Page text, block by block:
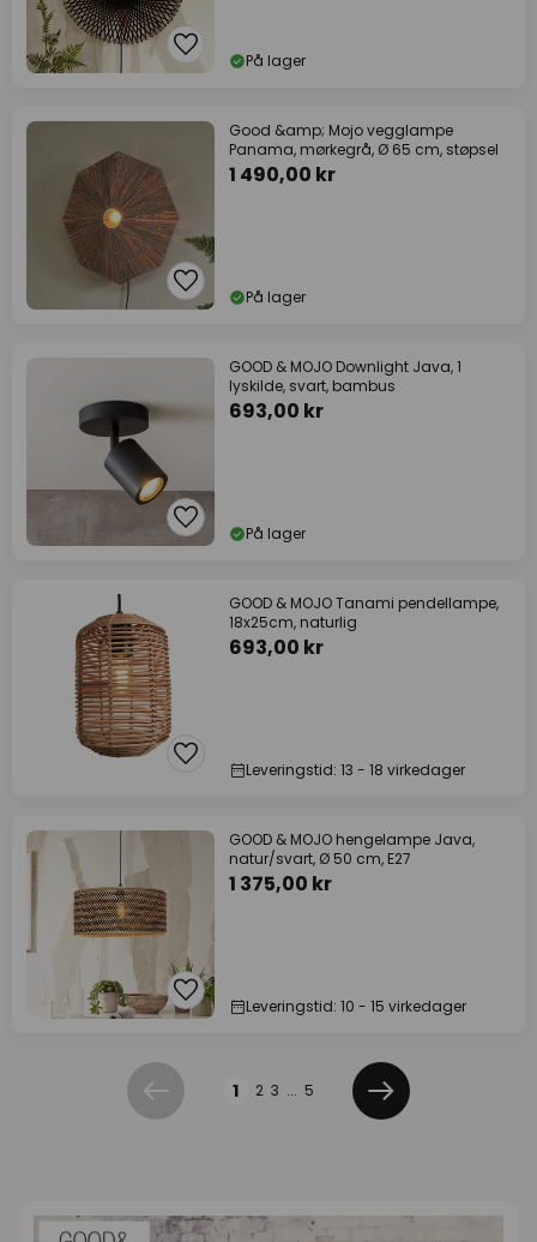
På lager
Good &amp; Mojo vegglampe
Panama, mørkegrå, Ø 65 cm, støpsel
1 490,00 kr
På lager
GOOD & MOJO Downlight Java, 1
lyskilde, svart, bambus
693,00 kr
På lager
GOOD & MOJO Tanami pendellampe,
18x25cm, naturlig
693,00 kr
Leveringstid: 13 - 18 virkedager
GOOD & MOJO hengelampe Java,
natur/svart, Ø 50 cm, E27
1 375,00 kr
Leveringstid: 10 - 15 virkedager
Forrige 1 2 3 ... 5
Neste